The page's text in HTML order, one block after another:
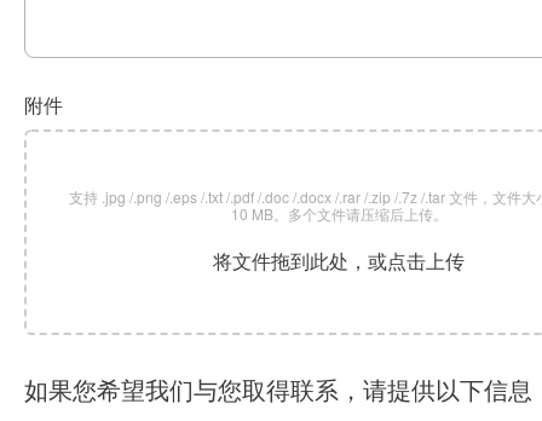
附件
支持 .jpg /.png /.eps /.txt /.pdf /.doc /.docx /.rar /.zip /.7z /.tar 文件，文件大
10 MB。多个文件请压缩后上传。
将文件拖到此处，或点击上传
如果您希望我们与您取得联系，请提供以下信息